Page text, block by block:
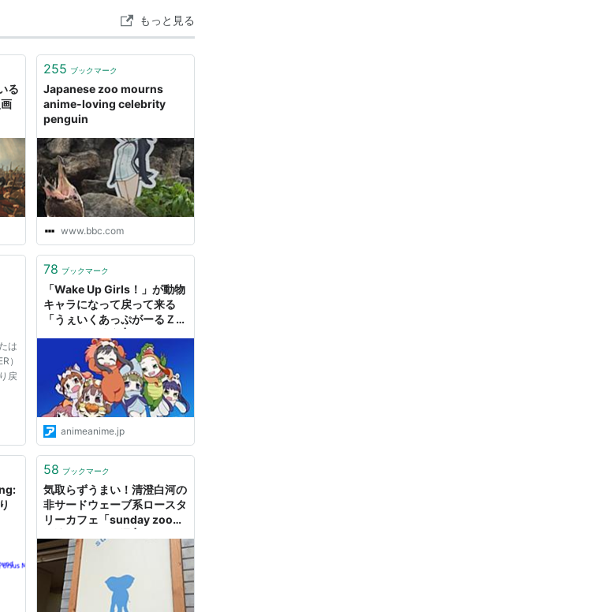
もっと見る
る
255 ブックマーク
Japanese zoo mourns
anime-loving celebrity
penguin
www.bbc.com
は
）
戻
78 ブックマーク
「Wake Up Girls！」が動物
キャラになって戻って来る
「うぇいくあっぷがーるＺＯ
animeanime.jp
58 ブックマーク
気取らずうまい！清澄白河の
非サードウェーブ系ロースタ
リーカフェ「sunday zoo」
ッパーグルメ